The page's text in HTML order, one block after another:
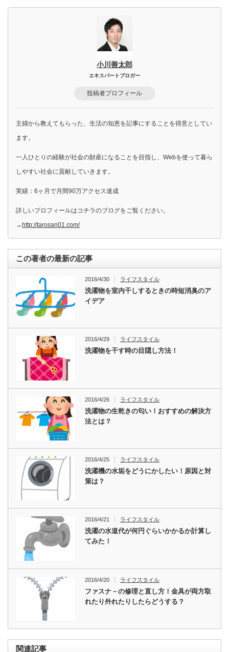
小川善太郎
エキスパートブロガー
投稿者プロフィール
主婦から教えてもらった、生活の知恵を記事にすることを得意としてい
ます。
一人ひとりの経験が社会の財産になることを目指し、Webを使って暮ら
しやすい社会に貢献していきます。
実績：6ヶ月で月間90万アクセス達成
詳しいプロフィールはコチラのブログをご覧ください。
→http://tarosan01.com/
この著者の最新の記事
2016/4/30 ライフスタイル
洗濯物を室内干しするときの時短消臭のア
イデア
2016/4/29 ライフスタイル
洗濯物を干す時の目隠し方法！
2016/4/26 ライフスタイル
洗濯物の生乾きの匂い！おすすめの解決方
法とは？
2016/4/25 ライフスタイル
洗濯機の水垢をどうにかしたい！原因と対
策は？
2016/4/21 ライフスタイル
洗濯の水道代が何円ぐらいかかるか計算し
てみた！
2016/4/20 ライフスタイル
ファスナ－の修理と直し方！金具が両方取
れたり外れたりしたらどうする？
関連記事